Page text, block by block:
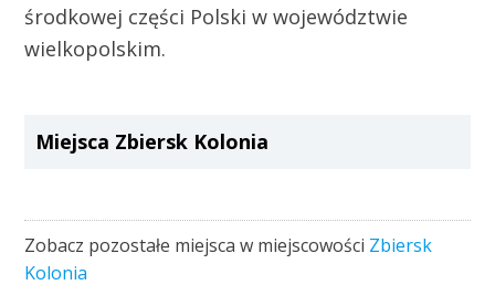
środkowej części Polski w województwie
wielkopolskim.
Miejsca Zbiersk Kolonia
Zobacz pozostałe miejsca w miejscowości Zbiersk
Kolonia